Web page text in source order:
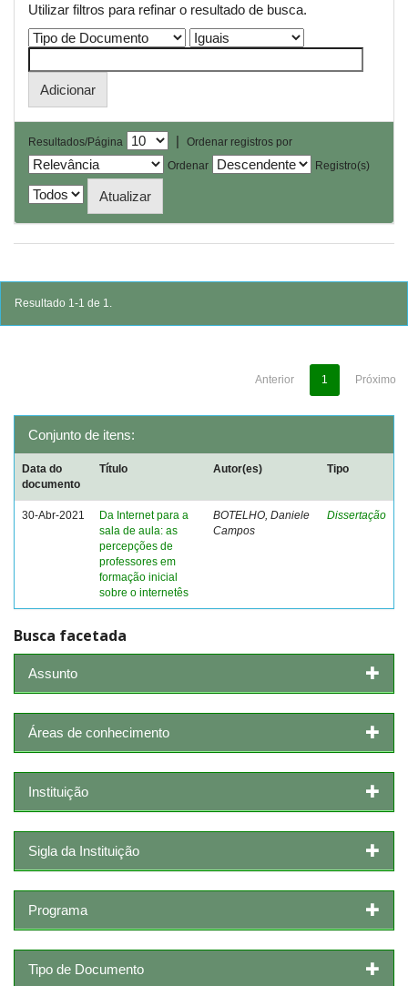
Utilizar filtros para refinar o resultado de busca.
Resultados/Página |
Ordenar registros por
Ordenar
Registro(s)
Resultado 1-1 de 1.
Anterior 1 Próximo
Conjunto de itens:
Data do
documento
Título Autor(es) Tipo
30-Abr-2021
Da Internet para a
sala de aula: as
percepções de
professores em
formação inicial
sobre o internetês
BOTELHO, Daniele
Campos
Dissertação
Busca facetada
Assunto
Áreas de conhecimento
Instituição
Sigla da Instituição
Programa
Tipo de Documento